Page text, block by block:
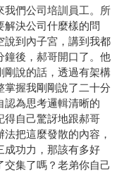
我們公司培訓員工。所
解決公司什麼樣的問
說到內子宮，講到我都
鐘後，郝哥開口了。他
剛說的話，透過有架構
掌握我剛剛說了二十分
認為思考邏輯清晰的
得自己驚訝地跟郝哥
把這麼發散的內容，
成功力，那該有多好
集了嗎？老弟你自己